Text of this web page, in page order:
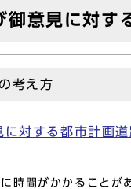
意見に対す
考え方
に対する都市計
時間がかかることが